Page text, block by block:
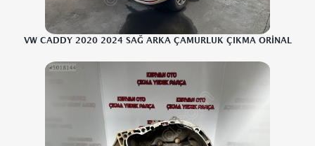
VW CADDY 2020 2024 SAĞ ARKA ÇAMURLUK ÇIKMA ORİNAL